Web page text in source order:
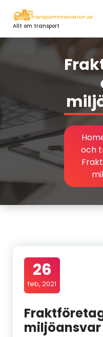
content
Allt om transport
och
26
feb, 2021
miljöansvar